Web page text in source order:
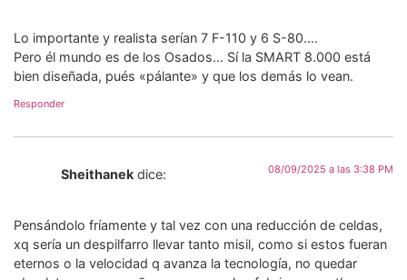
Lo importante y realista serían 7 F-110 y 6 S-80….
Pero él mundo es de los Osados… Sí la SMART 8.000 está
bien diseñada, pués «pálante» y que los demás lo vean.
Responder
Sheithanek dice: 08/09/2025 a las 3:38 PM
Pensándolo fríamente y tal vez con una reducción de celdas,
xq sería un despilfarro llevar tanto misil, como si estos fueran
eternos o la velocidad q avanza la tecnología, no quedar